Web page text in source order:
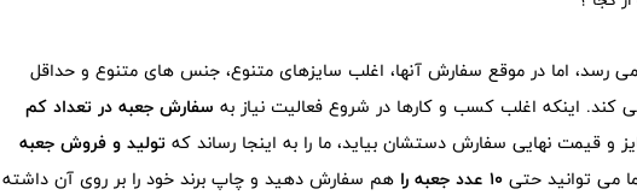
رسد، اما در موقع سفارش آنها، اغلب سایزهای متنوع، جنس های متنوع و حداقل
اینکه اغلب کسب و کارها در شروع فعالیت نیاز به سفارش جعبه در تعداد کم
و قیمت نهایی سفارش دستشان بیاید، ما را به اینجا رساند که تولید و فروش جعبه
می توانید حتی 10 عدد جعبه را هم سفارش دهید و چاپ برند خود را بر روی آن داشته